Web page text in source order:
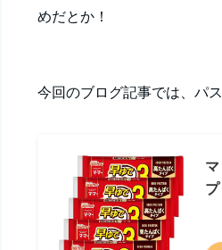
めだとか！
今回のブログ記事では、パ